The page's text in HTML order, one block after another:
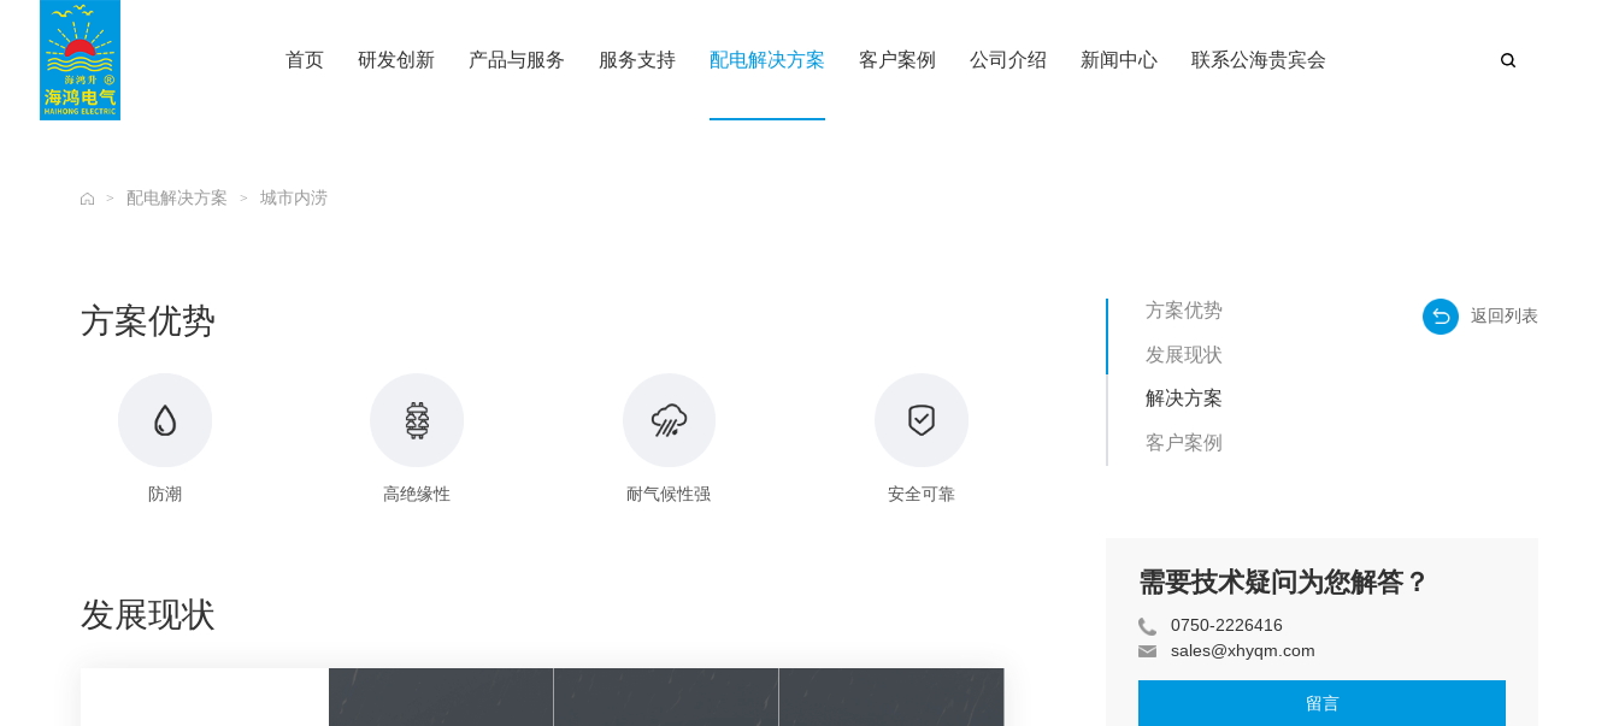
公海贵宾会
首页 研发创新 产品与服务 服务支持 配电解决方案 客户案例 公司介绍 新闻中心 联系公海贵宾会
> 配电解决方案 > 城市内涝
方案优势
防潮 高绝缘性 耐气候性强 安全可靠
发展现状
方案优势
发展现状
解决方案
客户案例
返回列表
需要技术疑问为您解答？
0750-2226416
sales@xhyqm.com
留言